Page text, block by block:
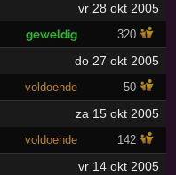
vr 28 okt 2005
geweldig 320
do 27 okt 2005
voldoende 50
za 15 okt 2005
voldoende 142
vr 14 okt 2005